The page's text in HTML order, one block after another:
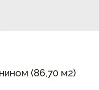
(86,70 м2)